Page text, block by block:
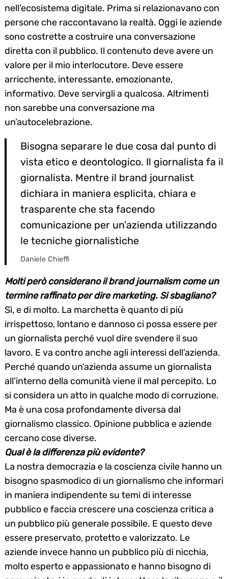
nell’ecosistema digitale. Prima si relazionavano con
persone che raccontavano la realtà. Oggi le aziende
sono costrette a costruire una conversazione
diretta con il pubblico. Il contenuto deve avere un
valore per il mio interlocutore. Deve essere
arricchente, interessante, emozionante,
informativo. Deve servirgli a qualcosa. Altrimenti
non sarebbe una conversazione ma
un’autocelebrazione.
Bisogna separare le due cosa dal punto di
vista etico e deontologico. Il giornalista fa il
giornalista. Mentre il brand journalist
dichiara in maniera esplicita, chiara e
trasparente che sta facendo
comunicazione per un’azienda utilizzando
le tecniche giornalistiche
Daniele Chieffi
Molti però considerano il brand journalism come un
termine raffinato per dire marketing. Si sbagliano?
Sì, e di molto. La marchetta è quanto di più
irrispettoso, lontano e dannoso ci possa essere per
un giornalista perché vuol dire svendere il suo
lavoro. E va contro anche agli interessi dell’azienda.
Perché quando un’azienda assume un giornalista
all’interno della comunità viene il mal percepito. Lo
si considera un atto in qualche modo di corruzione.
Ma è una cosa profondamente diversa dal
giornalismo classico. Opinione pubblica e aziende
cercano cose diverse.
Qual è la differenza più evidente?
La nostra democrazia e la coscienza civile hanno un
bisogno spasmodico di un giornalismo che informari
in maniera indipendente su temi di interesse
pubblico e faccia crescere una coscienza critica a
un pubblico più generale possibile. E questo deve
essere preservato, protetto e valorizzato. Le
aziende invece hanno un pubblico più di nicchia,
molto esperto e appassionato e hanno bisogno di